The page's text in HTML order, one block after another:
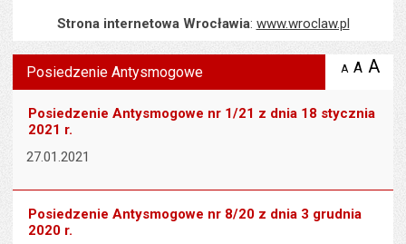
Strona internetowa Wrocławia: www.wroclaw.pl
Posiedzenie Antysmogowe A zmniejsz
A A
Posiedzenie Antysmogowe nr 1/21 z dnia 18 stycznia
2021 r.
27.01.2021
Posiedzenie Antysmogowe nr 8/20 z dnia 3 grudnia
2020 r.